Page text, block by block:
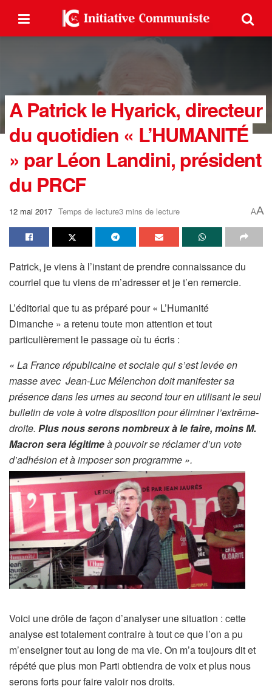
A Patrick le Hyarick, directeur
du quotidien « L’HUMANITÉ
» par Léon Landini, président
du PRCF
12 mai 2017 Temps de lecture3 mins de lecture AA
Patrick, je viens à l’instant de prendre connaissance du
courriel que tu viens de m’adresser et je t’en remercie.
L’éditorial que tu as préparé pour « L’Humanité
Dimanche » a retenu toute mon attention et tout
particulièrement le passage où tu écris :
« La France républicaine et sociale qui s’est levée en
masse avec Jean-Luc Mélenchon doit manifester sa
présence dans les urnes au second tour en utilisant le seul
bulletin de vote à votre disposition pour éliminer l’extrême-
droite. Plus nous serons nombreux à le faire, moins M.
Macron sera légitimeà pouvoir se réclamer d’un vote
d’adhésion et à imposer son programme ».
Voici une drôle de façon d’analyser une situation : cette
analyse est totalement contraire à tout ce que l’on a pu
m’enseigner tout au long de ma vie. On m’a toujours dit et
répété que plus mon Parti obtiendra de voix et plus nous
serons forts pour faire valoir nos droits.